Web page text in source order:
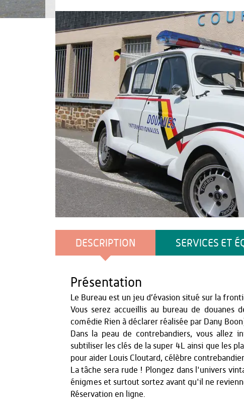
DESCRIPTION SERVICES ET
Présentation
Le Bureau est un jeu d’évasion situé sur la
Vous serez accueillis au bureau de douanes
comédie Rien à déclarer réalisée par Dany Boon)
Dans la peau de contrebandiers, vous
subtiliser les clés de la super 4L ainsi que les
pour aider Louis Cloutard, célèbre
La tâche sera rude ! Plongez dans l'univers
énigmes et surtout sortez avant qu'il ne
Réservation en ligne.